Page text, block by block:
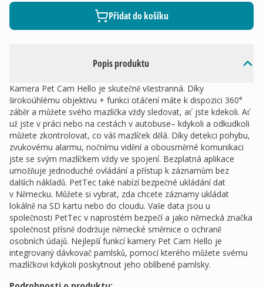
Popis produktu
Kamera Pet Cam Hello je skutečně všestranná. Díky
širokoúhlému objektivu + funkci otáčení máte k dispozici 360°
záběr a můžete svého mazlíčka vždy sledovat, ať jste kdekoli. Ať
už jste v práci nebo na cestách v autobuse– kdykoli a odkudkoli
můžete zkontrolovat, co váš mazlíček dělá. Díky detekci pohybu,
zvukovému alarmu, nočnímu vidění a obousměrné komunikaci
jste se svým mazlíčkem vždy ve spojení. Bezplatná aplikace
umožňuje jednoduché ovládání a přístup k záznamům bez
dalších nákladů. PetTec také nabízí bezpečné ukládání dat
v Německu. Můžete si vybrat, zda chcete záznamy ukládat
lokálně na SD kartu nebo do cloudu. Vaše data jsou u
společnosti PetTec v naprostém bezpečí a jako německá značka
společnost přísně dodržuje německé směrnice o ochraně
osobních údajů. Nejlepší funkcí kamery Pet Cam Hello je
integrovaný dávkovač pamlsků, pomocí kterého můžete svému
mazlíčkovi kdykoli poskytnout jeho oblíbené pamlsky.
Přidat do košíku